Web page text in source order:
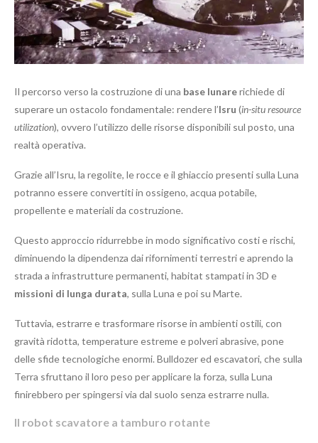
Il percorso verso la costruzione di una base lunarerichiede di
superare un ostacolo fondamentale: rendere l’Isru (in-situ resource
utilization), ovvero l’utilizzo delle risorse disponibili sul posto, una
realtà operativa.
Grazie all’Isru, la regolite, le rocce e il ghiaccio presenti sulla Luna
potranno essere convertiti in ossigeno, acqua potabile,
propellente e materiali da costruzione.
Questo approccio ridurrebbe in modo significativo costi e rischi,
diminuendo la dipendenza dai rifornimenti terrestri e aprendo la
strada a infrastrutture permanenti, habitat stampati in 3D e
missioni di lunga durata, sulla Luna e poi su Marte.
Tuttavia, estrarre e trasformare risorse in ambienti ostili, con
gravità ridotta, temperature estreme e polveri abrasive, pone
delle sfide tecnologiche enormi. Bulldozer ed escavatori, che sulla
Terra sfruttano il loro peso per applicare la forza, sulla Luna
finirebbero per spingersi via dal suolo senza estrarre nulla.
Il robot scavatore a tamburo rotante